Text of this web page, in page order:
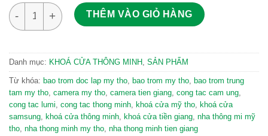
Khóa cửa SAMSUNG SHS-H505FMK số lượng
THÊM VÀO GIỎ HÀNG
Danh mục: KHOÁ CỬA THÔNG MINH SẢN PHẨM
Từ khóa: bao trom doc lap my tho bao trom my tho
bao trom trung
tam my tho camera my tho camera tien giang cong tac cam ung
cong tac lumi cong tac thong minh khoá cửa mỹ tho
khoá cửa
samsung
khoá cửa thông minh khoá cửa tiền giang nha thông mi mỹ
tho nha thong minh my tho nha thong minh tien giang